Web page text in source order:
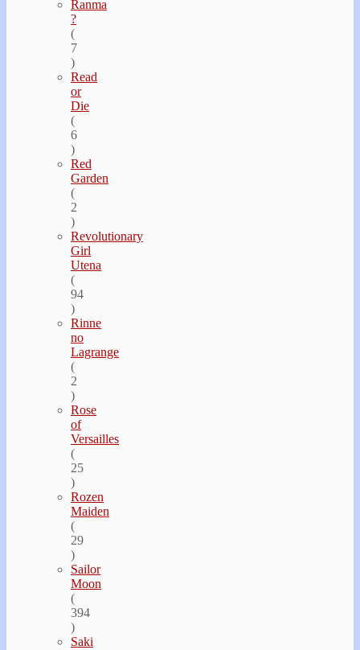
Ranma
?
(
7
)
Read
or
Die
(
6
)
Red
Garden
(
2
)
Revolutionary
Girl
Utena
(
94
)
Rinne
no
Lagrange
(
2
)
Rose
of
Versailles
(
25
)
Rozen
Maiden
(
29
)
Sailor
Moon
(
394
)
Saki